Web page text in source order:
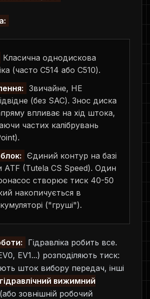
Класична однодискова
(часто C514 або C510).
Звичайне, НЕ
(без SAC). Знос диска
впливає на хід штока,
частих калібрувань
Єдиний контур на базі
ATF (Tutela CS Speed). Один
створює тиск 40-50
накопичується в
("груші").
Гідравліка робить все.
EV1...) розподіляють тиск:
шток вибору передач, інші
гідравлічний вижимний
(або зовнішній робочий